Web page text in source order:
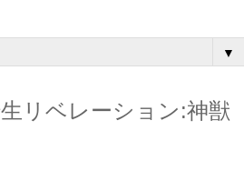
▼
リベレーション:神獣